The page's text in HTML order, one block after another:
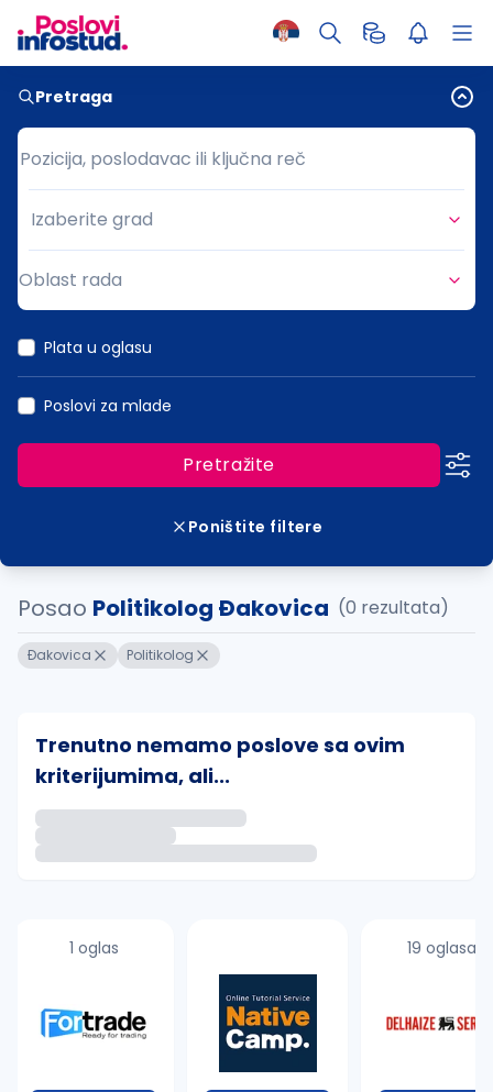
Pretraga
Pozicija, poslodavac ili ključna reč
Pozicija, poslodavac ili ključna reč
Grad
Izaberite grad
Oblast rada
Plata u oglasu
Poslovi za mlade
Pretražite
Poništite filtere
Posao Politikolog Ðakovica (0 rezultata)
Ðakovica Politikolog
Trenutno nemamo poslove sa ovim
kriterijumima, ali...
proverite pravopisne greške (koristite č, ć, š, đ,
povećajte radijus za odabrani grad
1 oglas 19 oglasa